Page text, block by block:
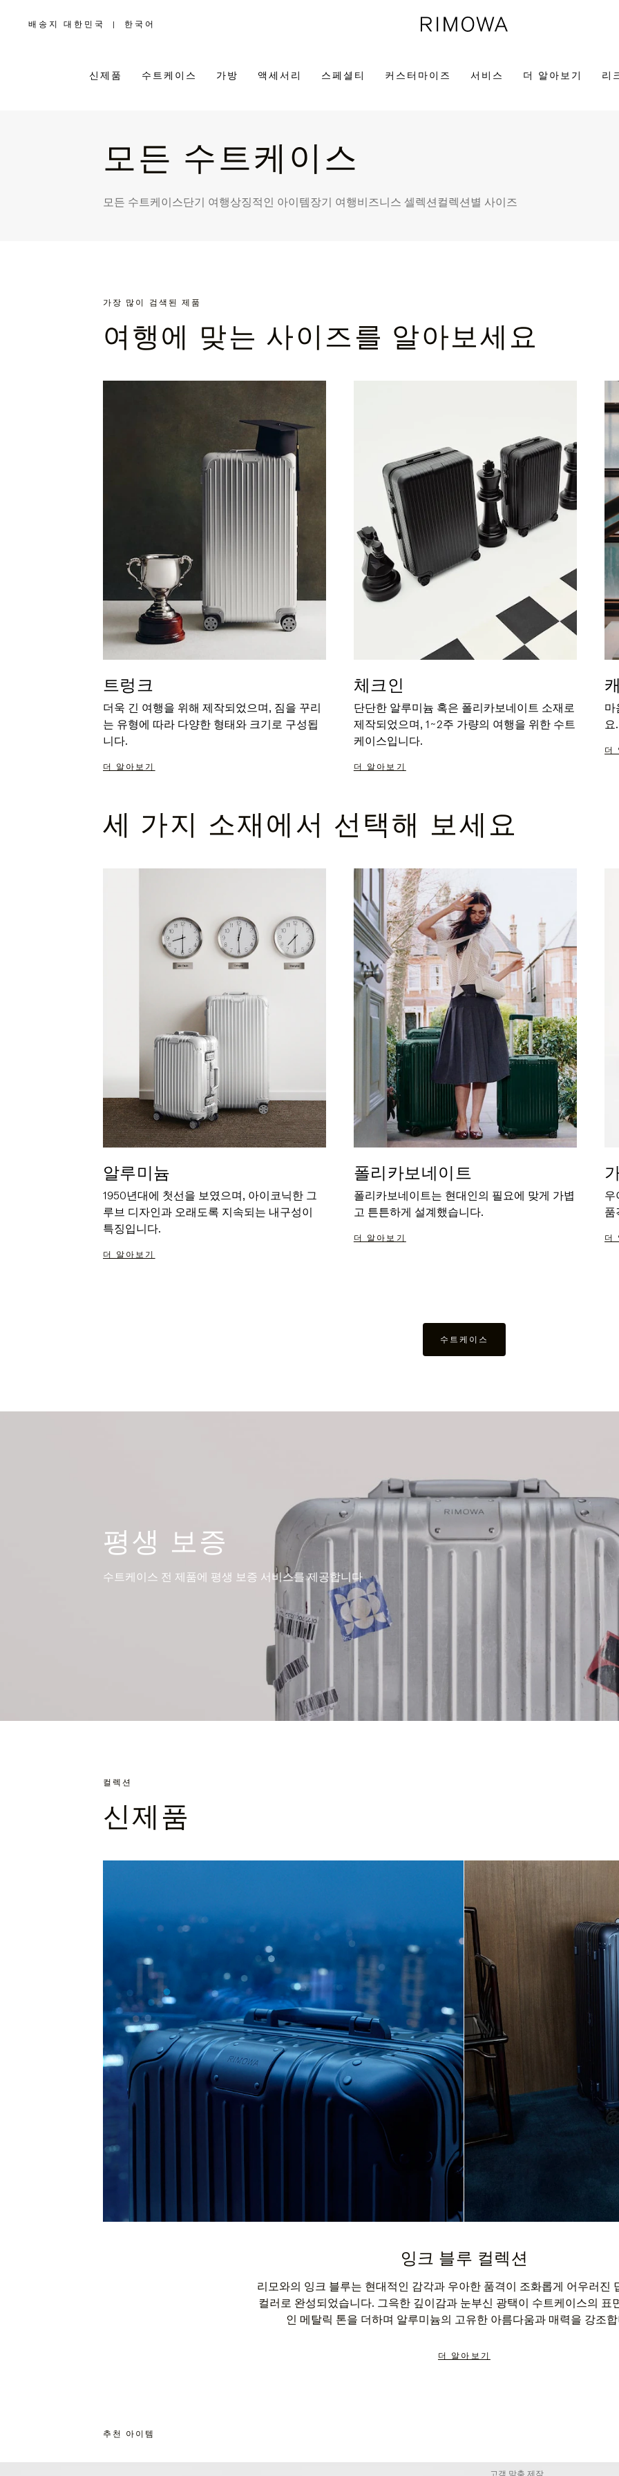
배송지 대한민국
,
| 한국어
신제품 수트케이스 가방 액세서리 스페셜티 커스터마이즈 서비스 더 알아보기 리
모든 수트케이스
모든 수트케이스단기 여행상징적인 아이템장기 여행비즈니스 셀렉션컬렉션별 사이즈
가장 많이 검색된 제품
여행에 맞는 사이즈를 알아보세요
트렁크
더욱 긴 여행을 위해 제작되었으며, 짐을 꾸리
는 유형에 따라 다양한 형태와 크기로 구성됩
니다.
더 알아보기
체크인
단단한 알루미늄 혹은 폴리카보네이트 소재로
제작되었으며, 1~2주 가량의 여행을 위한 수트
케이스입니다.
더 알아보기
마
요.
더
세 가지 소재에서 선택해 보세요
알루미늄
1950년대에 첫선을 보였으며, 아이코닉한 그
루브 디자인과 오래도록 지속되는 내구성이
특징입니다.
더 알아보기
폴리카보네이트
폴리카보네이트는 현대인의 필요에 맞게 가볍
고 튼튼하게 설계했습니다.
더 알아보기
우
품
더
수트케이스
평생 보증
수트케이스 전 제품에 평생 보증 서비스를 제공합니다
컬렉션
신제품
잉크 블루 컬렉션
리모와의 잉크 블루는 현대적인 감각과 우아한 품격이 조화롭게 어우러진
컬러로 완성되었습니다. 그윽한 깊이감과 눈부신 광택이 수트케이스의 표
인 메탈릭 톤을 더하며 알루미늄의 고유한 아름다움과 매력을 강조
더 알아보기
추천 아이템